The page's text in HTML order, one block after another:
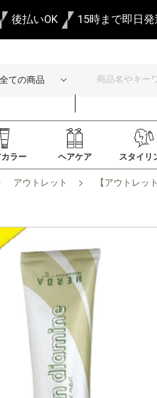
後払いOK 15時まで即日発
ラー ヘアケア スタイリ
アウトレット 【アウトレッ